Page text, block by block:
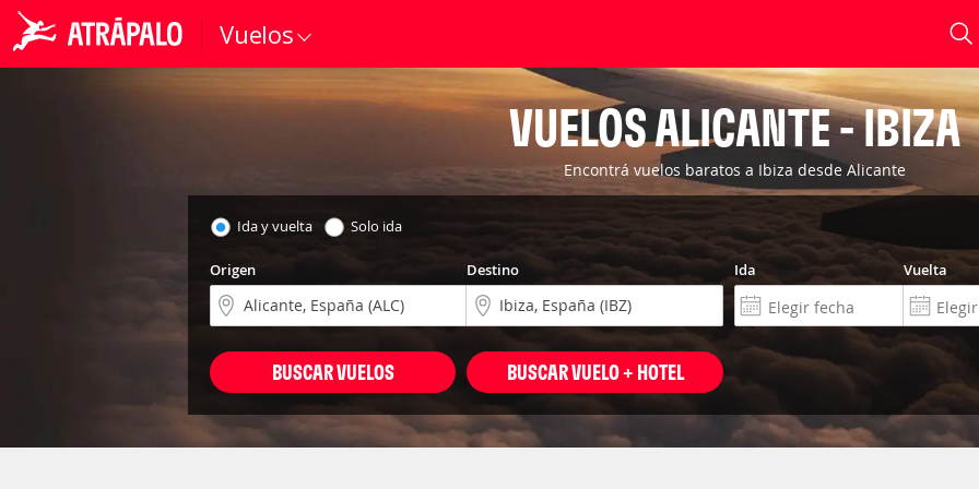
Vuelos
VUELOS ALICANTE - IBIZA
Encontrá vuelos baratos a Ibiza desde Alicante
Ida y vuelta Solo ida
Origen Destino Ida Vuelta
BUSCAR VUELOS BUSCAR VUELO + HOTEL